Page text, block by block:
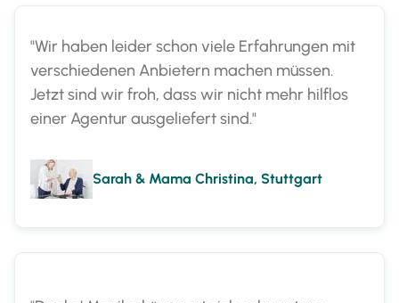
"Wir haben leider schon viele Erfahrungen mit
verschiedenen Anbietern machen müssen.
Jetzt sind wir froh, dass wir nicht mehr hilflos
einer Agentur ausgeliefert sind."
Sarah & Mama Christina, Stuttgart